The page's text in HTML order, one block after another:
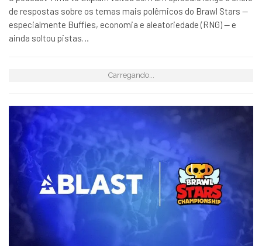
de respostas sobre os temas mais polêmicos do Brawl Stars —
especialmente Buffies, economia e aleatoriedade (RNG) — e
ainda soltou pistas…
Carregando...